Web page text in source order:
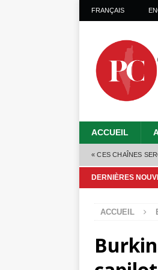
FRANÇAIS
ACCUEIL
« CES CHAÎNES
DERNIÈRES
ACCUEIL